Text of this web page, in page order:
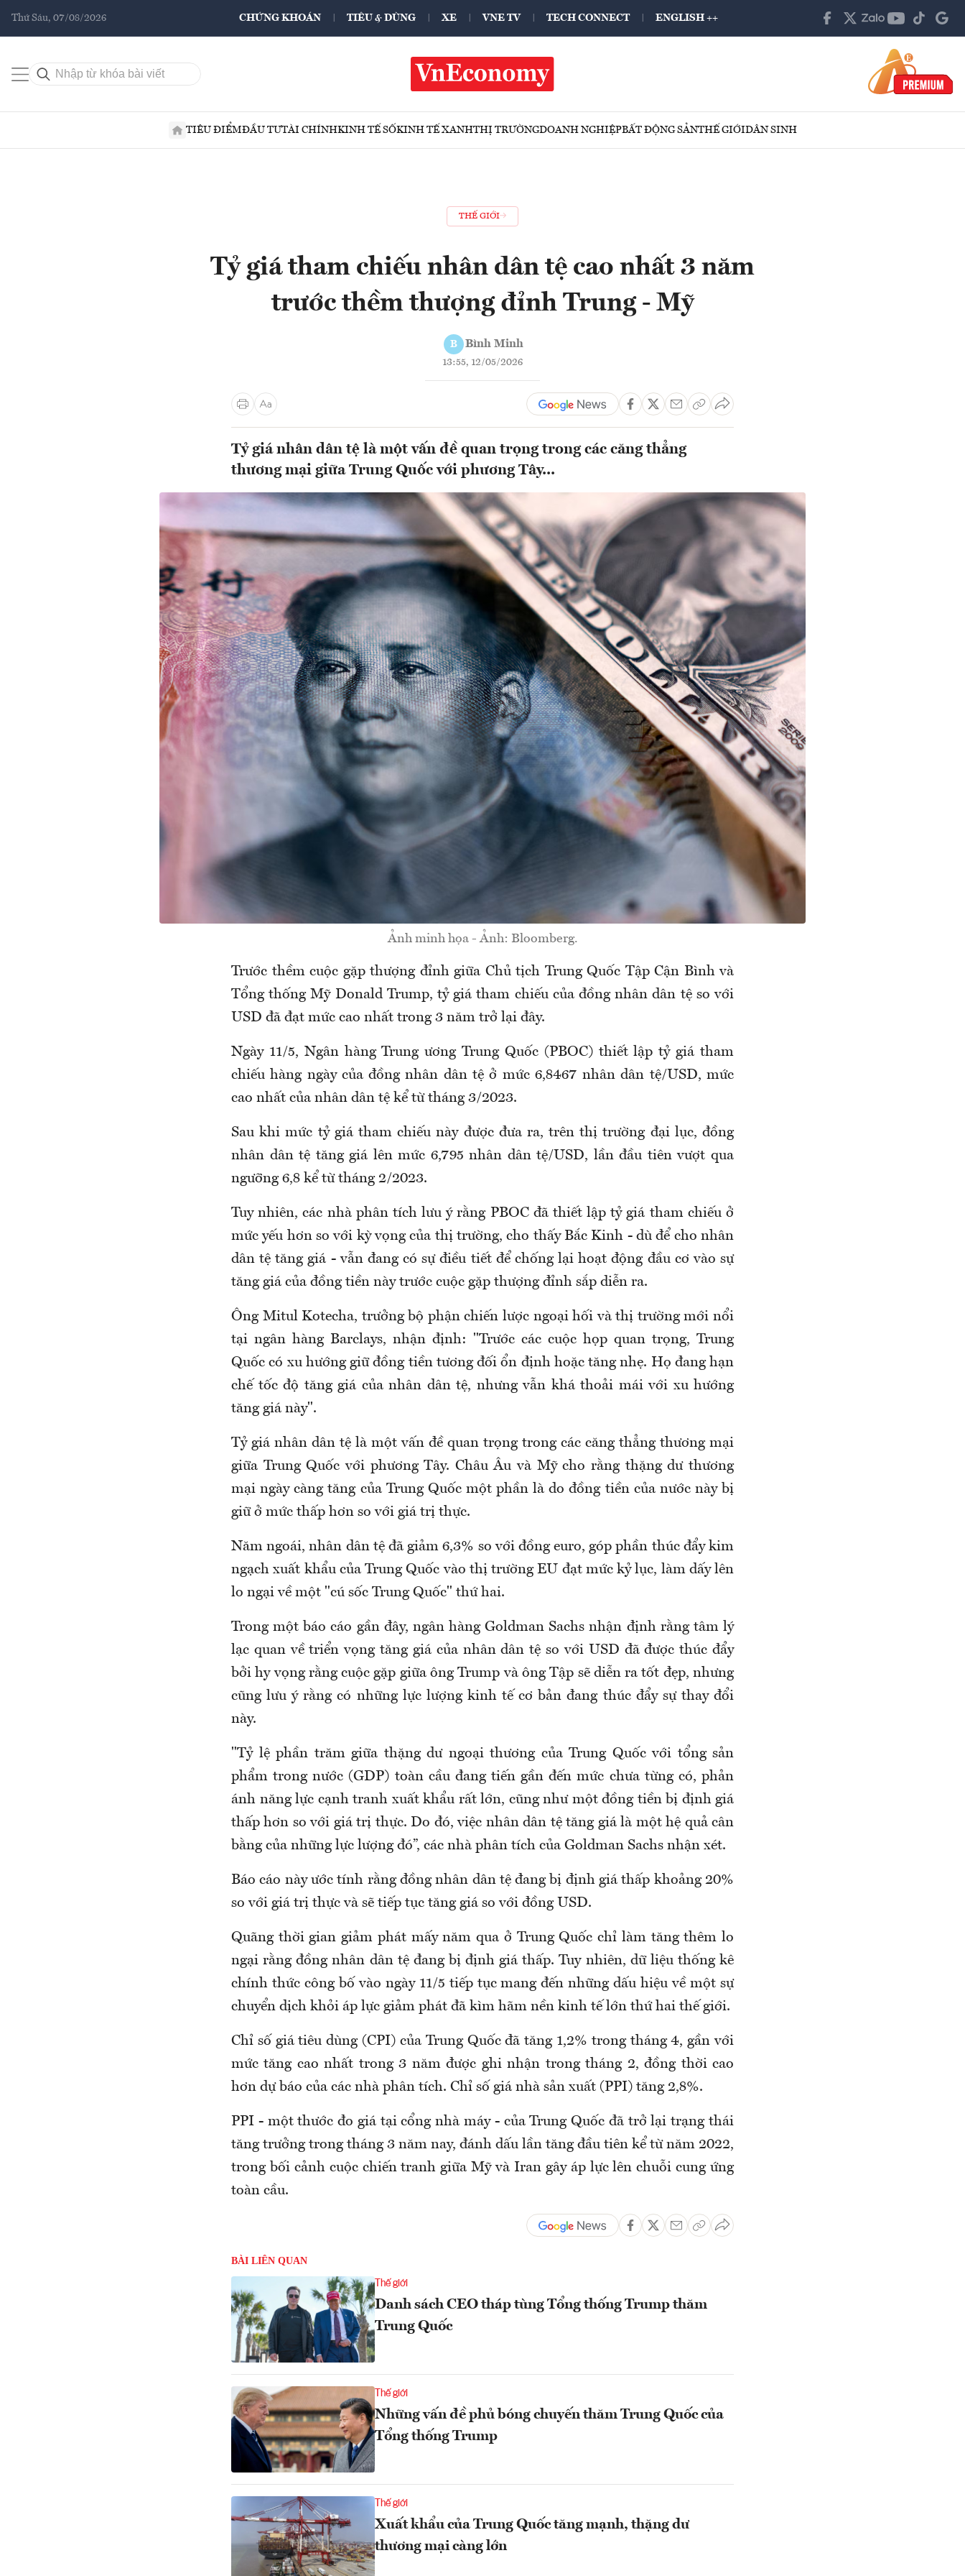
Thứ Sáu, 07/08/2026 CHỨNG KHOÁN TIÊU & DÙNG XE VNE TV TECH CONNECT ENGLISH ++
TIÊU ĐIỂMĐẦU TƯTÀI CHÍNHKINH TẾ SỐKINH TẾ XANHTHỊ TRƯỜNGDOANH NGHIỆPBẤT ĐỘNG SẢNTHẾ GIỚIDÂN SINH
THẾ GIỚI
Tỷ giá tham chiếu nhân dân tệ cao nhất 3 năm
trước thềm thượng đỉnh Trung - Mỹ
B Bình Minh
13:55, 12/05/2026
Tỷ giá nhân dân tệ là một vấn đề quan trọng trong các căng thẳng
thương mại giữa Trung Quốc với phương Tây...
Ảnh minh họa - Ảnh: Bloomberg.
Trước thềm cuộc gặp thượng đỉnh giữa Chủ tịch Trung Quốc Tập Cận Bình và
Tổng thống Mỹ Donald Trump, tỷ giá tham chiếu của đồng nhân dân tệ so với
USD đã đạt mức cao nhất trong 3 năm trở lại đây.
Ngày 11/5, Ngân hàng Trung ương Trung Quốc (PBOC) thiết lập tỷ giá tham
chiếu hàng ngày của đồng nhân dân tệ ở mức 6,8467 nhân dân tệ/USD, mức
cao nhất của nhân dân tệ kể từ tháng 3/2023.
Sau khi mức tỷ giá tham chiếu này được đưa ra, trên thị trường đại lục, đồng
nhân dân tệ tăng giá lên mức 6,795 nhân dân tệ/USD, lần đầu tiên vượt qua
ngưỡng 6,8 kể từ tháng 2/2023.
Tuy nhiên, các nhà phân tích lưu ý rằng PBOC đã thiết lập tỷ giá tham chiếu ở
mức yếu hơn so với kỳ vọng của thị trường, cho thấy Bắc Kinh - dù để cho nhân
dân tệ tăng giá - vẫn đang có sự điều tiết để chống lại hoạt động đầu cơ vào sự
tăng giá của đồng tiền này trước cuộc gặp thượng đỉnh sắp diễn ra.
Ông Mitul Kotecha, trưởng bộ phận chiến lược ngoại hối và thị trường mới nổi
tại ngân hàng Barclays, nhận định: "Trước các cuộc họp quan trọng, Trung
Quốc có xu hướng giữ đồng tiền tương đối ổn định hoặc tăng nhẹ. Họ đang hạn
chế tốc độ tăng giá của nhân dân tệ, nhưng vẫn khá thoải mái với xu hướng
tăng giá này".
Tỷ giá nhân dân tệ là một vấn đề quan trọng trong các căng thẳng thương mại
giữa Trung Quốc với phương Tây. Châu Âu và Mỹ cho rằng thặng dư thương
mại ngày càng tăng của Trung Quốc một phần là do đồng tiền của nước này bị
giữ ở mức thấp hơn so với giá trị thực.
Năm ngoái, nhân dân tệ đã giảm 6,3% so với đồng euro, góp phần thúc đẩy kim
ngạch xuất khẩu của Trung Quốc vào thị trường EU đạt mức kỷ lục, làm dấy lên
lo ngại về một "cú sốc Trung Quốc" thứ hai.
Trong một báo cáo gần đây, ngân hàng Goldman Sachs nhận định rằng tâm lý
lạc quan về triển vọng tăng giá của nhân dân tệ so với USD đã được thúc đẩy
bởi hy vọng rằng cuộc gặp giữa ông Trump và ông Tập sẽ diễn ra tốt đẹp, nhưng
cũng lưu ý rằng có những lực lượng kinh tế cơ bản đang thúc đẩy sự thay đổi
này.
"Tỷ lệ phần trăm giữa thặng dư ngoại thương của Trung Quốc với tổng sản
phẩm trong nước (GDP) toàn cầu đang tiến gần đến mức chưa từng có, phản
ánh năng lực cạnh tranh xuất khẩu rất lớn, cũng như một đồng tiền bị định giá
thấp hơn so với giá trị thực. Do đó, việc nhân dân tệ tăng giá là một hệ quả cân
bằng của những lực lượng đó”, các nhà phân tích của Goldman Sachs nhận xét.
Báo cáo này ước tính rằng đồng nhân dân tệ đang bị định giá thấp khoảng 20%
so với giá trị thực và sẽ tiếp tục tăng giá so với đồng USD.
Quãng thời gian giảm phát mấy năm qua ở Trung Quốc chỉ làm tăng thêm lo
ngại rằng đồng nhân dân tệ đang bị định giá thấp. Tuy nhiên, dữ liệu thống kê
chính thức công bố vào ngày 11/5 tiếp tục mang đến những dấu hiệu về một sự
chuyển dịch khỏi áp lực giảm phát đã kìm hãm nền kinh tế lớn thứ hai thế giới.
Chỉ số giá tiêu dùng (CPI) của Trung Quốc đã tăng 1,2% trong tháng 4, gần với
mức tăng cao nhất trong 3 năm được ghi nhận trong tháng 2, đồng thời cao
hơn dự báo của các nhà phân tích. Chỉ số giá nhà sản xuất (PPI) tăng 2,8%.
PPI - một thước đo giá tại cổng nhà máy - của Trung Quốc đã trở lại trạng thái
tăng trưởng trong tháng 3 năm nay, đánh dấu lần tăng đầu tiên kể từ năm 2022,
trong bối cảnh cuộc chiến tranh giữa Mỹ và Iran gây áp lực lên chuỗi cung ứng
toàn cầu.
BÀI LIÊN QUAN
Thế giới
Danh sách CEO tháp tùng Tổng thống Trump thăm
Trung Quốc
Thế giới
Những vấn đề phủ bóng chuyến thăm Trung Quốc của
Tổng thống Trump
Thế giới
Xuất khẩu của Trung Quốc tăng mạnh, thặng dư
thương mại càng lớn